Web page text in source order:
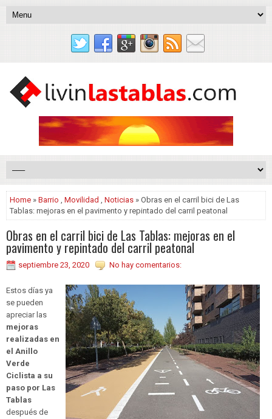
Home » Barrio , Movilidad , Noticias » Obras en el carril bici de Las
Tablas: mejoras en el pavimento y repintado del carril peatonal
Obras en el carril bici de Las Tablas: mejoras en el
pavimento y repintado del carril peatonal
septiembre 23, 2020 No hay comentarios:
Estos días ya
se pueden
apreciar las
mejoras
realizadas en
el Anillo
Verde
Ciclista a su
paso por Las
Tablas
después de